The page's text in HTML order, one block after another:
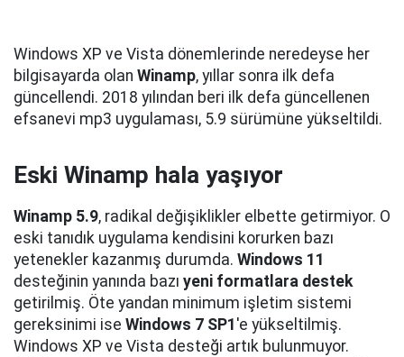
Windows XP ve Vista dönemlerinde neredeyse her
bilgisayarda olan Winamp, yıllar sonra ilk defa
güncellendi. 2018 yılından beri ilk defa güncellenen
efsanevi mp3 uygulaması, 5.9 sürümüne yükseltildi.
Eski Winamp hala yaşıyor
Winamp 5.9, radikal değişiklikler elbette getirmiyor. O
eski tanıdık uygulama kendisini korurken bazı
yetenekler kazanmış durumda. Windows 11
desteğinin yanında bazı yeni formatlara destek
getirilmiş. Öte yandan minimum işletim sistemi
gereksinimi ise Windows 7 SP1 'e yükseltilmiş.
Windows XP ve Vista desteği artık bulunmuyor.